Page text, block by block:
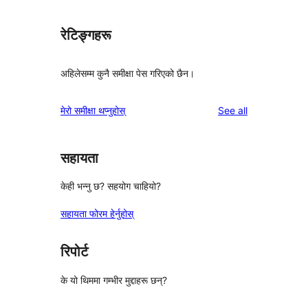
रेटिङ्गहरू
अहिलेसम्म कुनै समीक्षा पेस गरिएको छैन।
मेरो समीक्षा थप्नुहोस् See allreviews
सहायता
केही भन्नु छ? सहयोग चाहियो?
सहायता फोरम हेर्नुहोस्
रिपोर्ट
के यो थिममा गम्भीर मुद्दाहरू छन्?